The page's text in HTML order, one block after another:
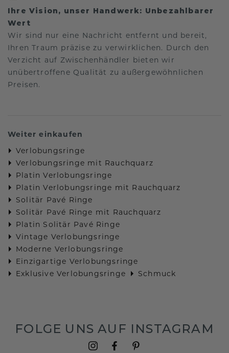
Ihre Vision, unser Handwerk: Unbezahlbarer
Wert
Wir sind nur eine Nachricht entfernt und bereit,
Ihren Traum präzise zu verwirklichen. Durch den
Verzicht auf Zwischenhändler bieten wir
unübertroffene Qualität zu außergewöhnlichen
Preisen.
Weiter einkaufen
Verlobungsringe
Verlobungsringe mit Rauchquarz
Platin Verlobungsringe
Platin Verlobungsringe mit Rauchquarz
Solitär Pavé Ringe
Solitär Pavé Ringe mit Rauchquarz
Platin Solitär Pavé Ringe
Vintage Verlobungsringe
Moderne Verlobungsringe
Einzigartige Verlobungsringe
Exklusive Verlobungsringe
Schmuck
FOLGE UNS AUF INSTAGRAM